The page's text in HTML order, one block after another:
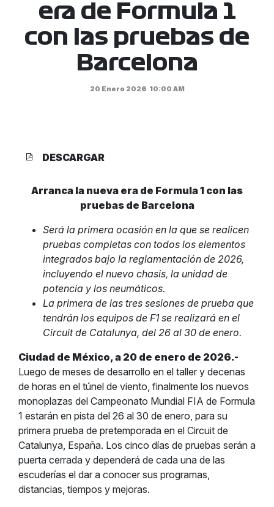
era de Formula 1
con las pruebas de
Barcelona
20 Enero 2026 10:00 AM
DESCARGAR
Arranca la nueva era de Formula 1 con las
pruebas de Barcelona
Será la primera ocasión en la que se realicen
pruebas completas con todos los elementos
integrados bajo la reglamentación de 2026,
incluyendo el nuevo chasis, la unidad de
potencia y los neumáticos.
La primera de las tres sesiones de prueba que
tendrán los equipos de F1 se realizará en el
Circuit de Catalunya, del 26 al 30 de enero.
Ciudad de México, a 20 de enero de 2026.-
Luego de meses de desarrollo en el taller y decenas
de horas en el túnel de viento, finalmente los nuevos
monoplazas del Campeonato Mundial FIA de Formula
1 estarán en pista del 26 al 30 de enero, para su
primera prueba de pretemporada en el Circuit de
Catalunya, España. Los cinco días de pruebas serán a
puerta cerrada y dependerá de cada una de las
escuderías el dar a conocer sus programas,
distancias, tiempos y mejoras.